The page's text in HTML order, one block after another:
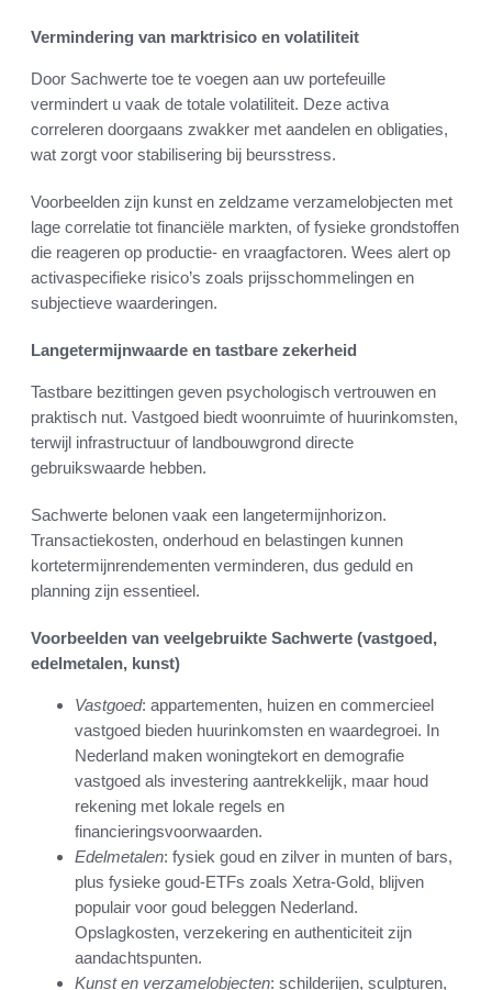
Vermindering van marktrisico en volatiliteit
Door Sachwerte toe te voegen aan uw portefeuille
vermindert u vaak de totale volatiliteit. Deze activa
correleren doorgaans zwakker met aandelen en obligaties,
wat zorgt voor stabilisering bij beursstress.
Voorbeelden zijn kunst en zeldzame verzamelobjecten met
lage correlatie tot financiële markten, of fysieke grondstoffen
die reageren op productie- en vraagfactoren. Wees alert op
activaspecifieke risico’s zoals prijsschommelingen en
subjectieve waarderingen.
Langetermijnwaarde en tastbare zekerheid
Tastbare bezittingen geven psychologisch vertrouwen en
praktisch nut. Vastgoed biedt woonruimte of huurinkomsten,
terwijl infrastructuur of landbouwgrond directe
gebruikswaarde hebben.
Sachwerte belonen vaak een langetermijnhorizon.
Transactiekosten, onderhoud en belastingen kunnen
kortetermijnrendementen verminderen, dus geduld en
planning zijn essentieel.
Voorbeelden van veelgebruikte Sachwerte (vastgoed,
edelmetalen, kunst)
Vastgoed: appartementen, huizen en commercieel
vastgoed bieden huurinkomsten en waardegroei. In
Nederland maken woningtekort en demografie
vastgoed als investering aantrekkelijk, maar houd
rekening met lokale regels en
financieringsvoorwaarden.
Edelmetalen: fysiek goud en zilver in munten of bars,
plus fysieke goud-ETFs zoals Xetra-Gold, blijven
populair voor goud beleggen Nederland.
Opslagkosten, verzekering en authenticiteit zijn
aandachtspunten.
Kunst en verzamelobjecten: schilderijen, sculpturen,